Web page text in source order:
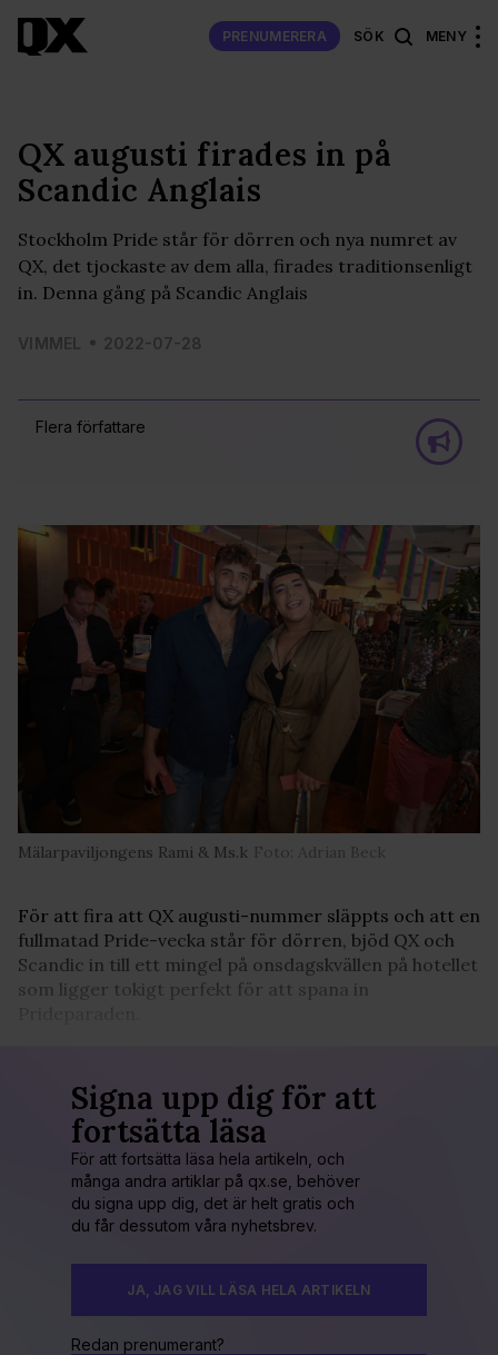
PRENUMERERA SÖK MENY
Flera författare
QX augusti firades in på
Scandic Anglais
Stockholm Pride står för dörren och nya numret av
QX, det tjockaste av dem alla, firades traditionsenligt
in. Denna gång på Scandic Anglais
VIMMEL 2022-07-28
Mälarpaviljongens Rami & Ms.k Foto: Adrian Beck
För att fira att QX augusti-nummer släppts och att en
fullmatad Pride-vecka står för dörren, bjöd QX och
Scandic in till ett mingel på onsdagskvällen på hotellet
som ligger tokigt perfekt för att spana in
Signa upp dig för att
fortsätta läsa
För att fortsätta läsa hela artikeln, och
många andra artiklar på qx.se, behöver
du signa upp dig, det är helt gratis och
du får dessutom våra nyhetsbrev.
JA, JAG VILL LÄSA HELA ARTIKELN
Redan prenumerant?